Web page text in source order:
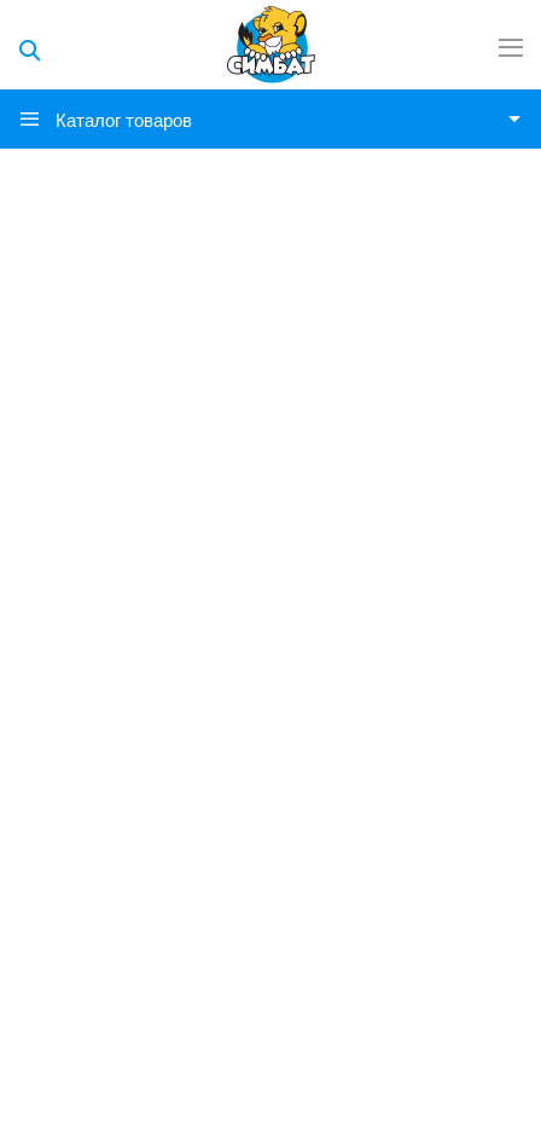
Каталог товаров